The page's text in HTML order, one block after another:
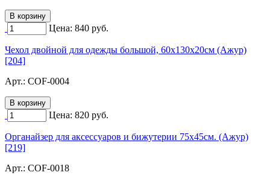
Цена: 840 руб.
Чехол двойной для одежды большой, 60х130х20см (Ажур)
[204]
Арт.: COF-0004
Цена: 820 руб.
Органайзер для аксессуаров и бижутерии 75х45см. (Ажур)
[219]
Арт.: COF-0018